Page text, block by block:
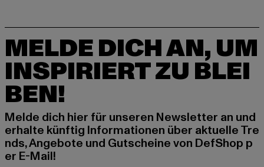
MELDE DICH AN, UM
INSPIRIERT ZU BLEI
BEN!
Melde dich hier für unseren Newsletter an und
erhalte künftig Informationen über aktuelle Tre
nds, Angebote und Gutscheine von DefShop p
er E-Mail!